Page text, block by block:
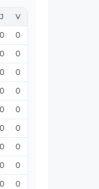
J V
0 0
0 0
0 0
0 0
0 0
0 0
0 0
0 0
0 0